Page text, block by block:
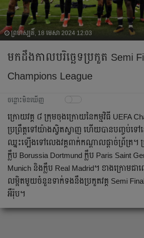
ព្រហស្បតិ៍, 18 មេសា 2024 12:03
មក​ដឹង​កាល​បរិច្ឆេទ​ប្រកួត Semi
Champions League
ចន្លោះមិនឃើញ
ក្រោយ​វគ្គ​ ៨ ក្រុម​ចុង​ក្រោយ​នៃ​កម្មវិធី UEFA
ប្រព្រឹត្ត​ទៅ​យ៉ាង​ស្វិតស្វាញ ហើយ​បាន​បញ្ចប់​ទៅ​
ឈ្នះ​ឡើង​ទៅ​លេង​វគ្គ​ពាក់​កណ្ដាល​ផ្ដាច់ព្រ័ត្រ។
ក្លឹប Borussia Dortmund ក្លឹប Paris Saint
Munich និង​ក្លឹប Real Madrid។ ខាង​ក្រោម​ជ
លម្អិត​មួយ​ចំនួន​ទាក់​ទង​នឹង​ប្រកួត​វគ្គ​ Semi
អឺរ៉ុប។